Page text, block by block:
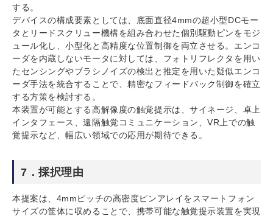
する。
デバイスの構成要素としては、底面直径4mmの超小型DCモー
タとリードスクリュー機構を組み合わせた個別駆動ピンをモジ
ュール化し、小型化と高精度な位置制御を両立させる。エンコ
ーダを内蔵しないモータに対しては、フォトリフレクタを用い
たセンシングやブラシノイズの検出と推定を用いた疑似エンコ
ーダ手法を統合することで、精密なフィードバック制御を確立
する方策を検討する。
本装置が可能とする高解像度の触覚提示は、サイネージ、卓上
インタフェース、遠隔触覚コミュニケーション、VR上での触
覚提示など、幅広い領域での応用が期待できる。
7．採択理由
本提案は、4mmピッチの高密度ピンアレイをスマートフォン
サイズの筐体に収めることで、携帯可能な触覚提示装置を実現